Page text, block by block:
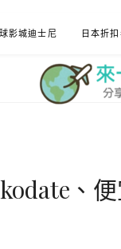
影城迪士尼 日本折
、